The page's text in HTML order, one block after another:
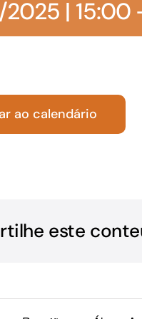
voltados aos serviços
| 15:00
ao calendário
este